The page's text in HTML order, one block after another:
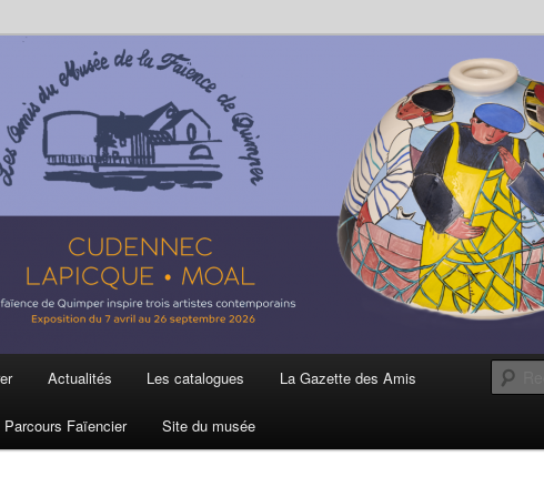
et de la Faïence de Quimper
Actualités Les catalogues La Gazette des Amis
Parcours Faïencier Site du musée